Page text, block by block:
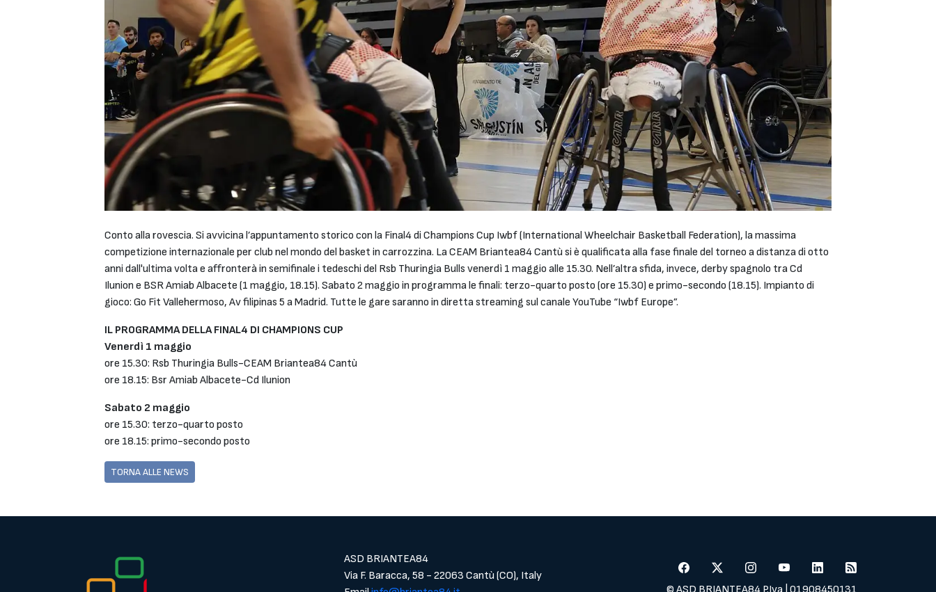
Conto alla rovescia. Si avvicina l’appuntamento storico con la Final4 di Champions Cup Iwbf (International Wheelchair Basketball Federation), la massima
competizione internazionale per club nel mondo del basket in carrozzina. La CEAM Briantea84 Cantù si è qualificata alla fase finale del torneo a distanza di otto
anni dall'ultima volta e affronterà in semifinale i tedeschi del Rsb Thuringia Bulls venerdì 1 maggio alle 15.30. Nell’altra sfida, invece, derby spagnolo tra Cd
Ilunion e BSR Amiab Albacete (1 maggio, 18.15). Sabato 2 maggio in programma le finali: terzo-quarto posto (ore 15.30) e primo-secondo (18.15). Impianto di
gioco: Go Fit Vallehermoso, Av filipinas 5 a Madrid. Tutte le gare saranno in diretta streaming sul canale YouTube “Iwbf Europe”.
IL PROGRAMMA DELLA FINAL4 DI CHAMPIONS CUP
Venerdì 1 maggio
ore 15.30: Rsb Thuringia Bulls-CEAM Briantea84 Cantù
ore 18.15: Bsr Amiab Albacete-Cd Ilunion
Sabato 2 maggio
ore 15.30: terzo-quarto posto
ore 18.15: primo-secondo posto
TORNA ALLE NEWS
ASD BRIANTEA84
Via F. Baracca, 58 - 22063 Cantù (CO), Italy